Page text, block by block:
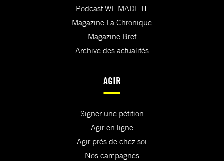
Podcast WE MADE IT
Magazine La Chronique
Magazine Bref
Archive des actualités
AGIR
Signer une pétition
Agir en ligne
Agir près de chez soi
Nos campagnes